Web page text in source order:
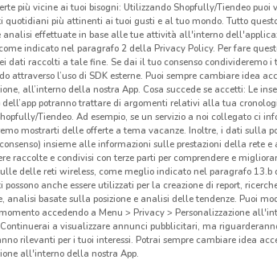
più vicine ai tuoi bisogni: Utilizzando Shopfully/Tiendeo puoi
quotidiani più attinenti ai tuoi gusti e al tuo mondo. Tutto
analisi effettuate in base alle tue attività all'interno
indicato nel paragrafo 2 della Privacy Policy. Per fare
dati raccolti a tale fine. Se dai il tuo consenso condivideremo i
attraverso l’uso di SDK esterne. Puoi sempre cambiare idea
all’interno della nostra App. Cosa succede se accetti: Le
potranno trattare di argomenti relativi alla tua
Tiendeo. Ad esempio, se un servizio a noi collegato ci
mostrarti delle offerte a tema vacanze. Inoltre, i dati sulla
insieme alle informazioni sulle prestazioni della rete
raccolte e condivisi con terze parti per comprendere e
delle reti wireless, come meglio indicato nel paragrafo 13.b
anche essere utilizzati per la creazione di report,
analisi basate sulla posizione e analisi delle tendenze. Puoi
accedendo a Menu > Privacy > Personalizzazione
a visualizzare annunci pubblicitari, ma
rilevanti per i tuoi interessi. Potrai sempre cambiare idea
all'interno della nostra App.